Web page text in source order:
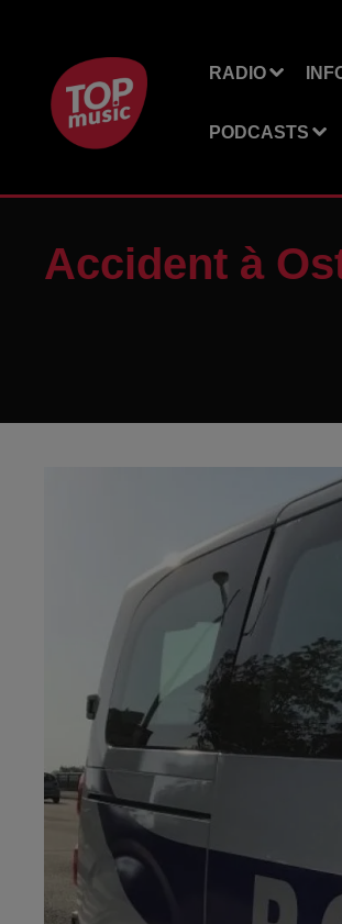
RADIO
PODCASTS
Accident à